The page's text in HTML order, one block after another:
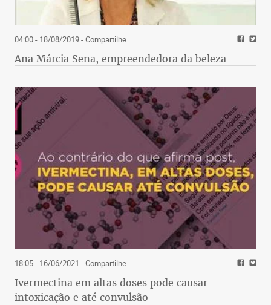
04:00 - 18/08/2019- Compartilhe
Ana Márcia Sena, empreendedora da beleza
18:05 - 16/06/2021 - Compartilhe
Ivermectina em altas doses pode causar
intoxicação e até convulsão